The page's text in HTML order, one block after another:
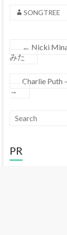
SONGTREE
← Nicki
みた
Charlie Puth
→
PR